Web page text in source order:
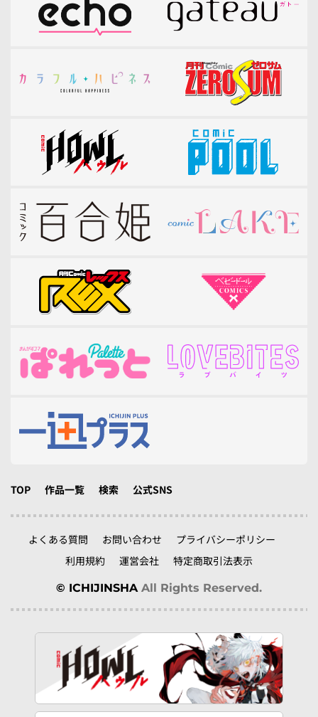
TOP 作品一覧 検索 公式SNS
よくある質問 お問い合わせ
プライバシーポリシー
利用規約
運営会社 特定商取引法表示
© ICHIJINSHA All Rights Reserved.